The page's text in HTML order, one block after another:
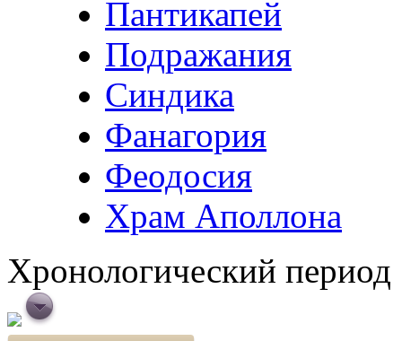
Пантикапей
Подражания
Синдика
Фанагория
Феодосия
Храм Аполлона
Хронологический период